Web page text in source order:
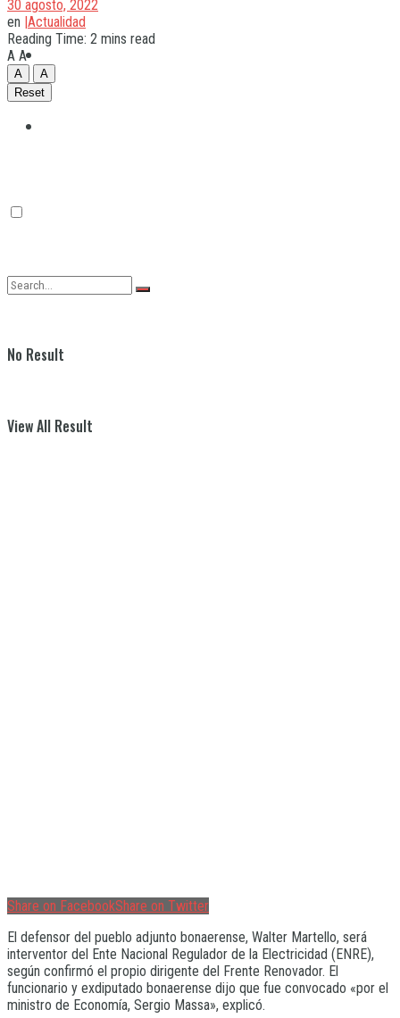
No Result
View All Result
30 agosto, 2022
en |Actualidad
Reading Time: 2 mins read
A A
A
A
Reset
Share on FacebookShare on Twitter
El defensor del pueblo adjunto bonaerense, Walter Martello, será
interventor del Ente Nacional Regulador de la Electricidad (ENRE),
según confirmó el propio dirigente del Frente Renovador. El
funcionario y exdiputado bonaerense dijo que fue convocado «por el
ministro de Economía, Sergio Massa», explicó.